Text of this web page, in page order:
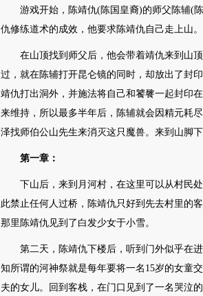
游戏开始，陈靖仇(陈国皇裔)的师父陈辅(
仇修练道术的成效，他要求陈靖仇自己走上山
在山顶找到师父后，他会带着靖仇来到山
过，就在陈辅打开昆仑镜的同时，却放出了封
靖仇打出洞外，并施法将自己和饕餮一起封印
来维持，所以最多半年后，陈辅就会因精元耗
泽找师伯公山先生来消灭这只魔兽。来到山脚下
第一章：
下山后，来到月河村，在这里可以从村民
此禁止任何人过桥，陈靖仇只好到先去村里的
那里陈靖仇见到了白发少女于小雪。
第二天，陈靖仇下楼后，听到门外似乎在
知所谓的河神祭就是每年要将一名15岁的女童
夫的女儿。回到客栈，在门口见到了一名哭泣